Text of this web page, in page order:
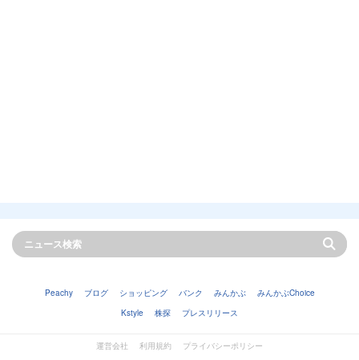
Peachy ブログ ショッピング バンク みんかぶ
みんかぶChoice
Kstyle
株探 プレスリリース
運営会社 利用規約 プライバシーポリシー